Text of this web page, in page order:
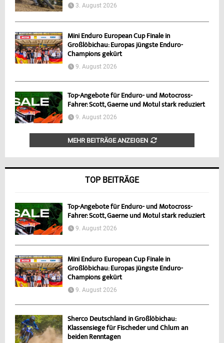
3. August 2026
Mini Enduro European Cup Finale in
Großlöbichau: Europas jüngste Enduro-
Champions gekürt
9. August 2026
Top-Angebote für Enduro- und Motocross-
Fahrer: Scott, Gaerne und Motul stark reduziert
9. August 2026
MEHR BEITRÄGE ANZEIGEN
TOP BEITRÄGE
Top-Angebote für Enduro- und Motocross-
Fahrer: Scott, Gaerne und Motul stark reduziert
9. August 2026
Mini Enduro European Cup Finale in
Großlöbichau: Europas jüngste Enduro-
Champions gekürt
9. August 2026
Sherco Deutschland in Großlöbichau:
Klassensiege für Fischeder und Chlum an
beiden Renntagen